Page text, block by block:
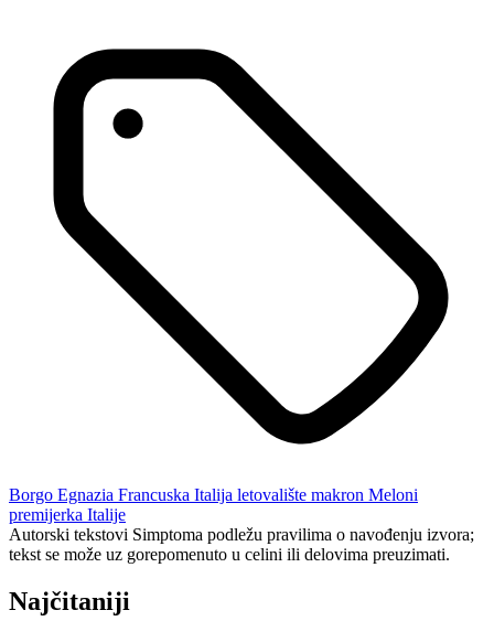
Borgo Egnazia Francuska Italija letovalište makron Meloni
premijerka Italije
Autorski tekstovi Simptoma podležu pravilima o navođenju izvora;
tekst se može uz gorepomenuto u celini ili delovima preuzimati.
Najčitaniji